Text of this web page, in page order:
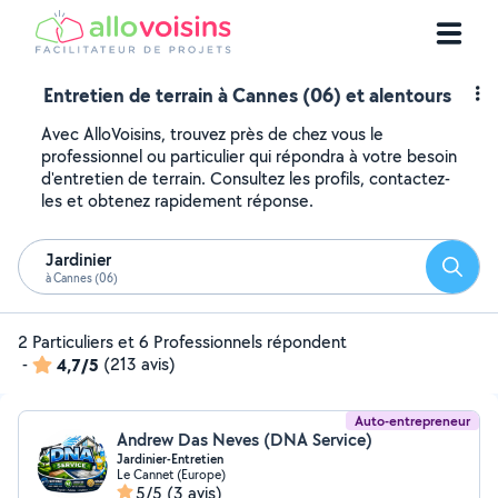
Entretien de terrain à Cannes (06) et alentours
Avec AlloVoisins, trouvez près de chez vous le
professionnel ou particulier qui répondra à votre besoin
d'entretien de terrain. Consultez les profils, contactez-
les et obtenez rapidement réponse.
Jardinier
à Cannes (06)
2 Particuliers et 6 Professionnels répondent
-
4,7/5 (213 avis)
Auto-entrepreneur
Andrew Das Neves (DNA Service)
Jardinier-Entretien
Le Cannet (Europe)
5/5 (3 avis)